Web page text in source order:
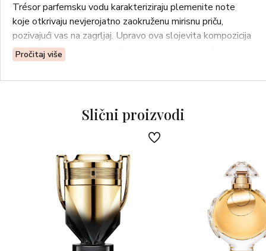
Trésor parfemsku vodu karakteriziraju plemenite note
koje otkrivaju nevjerojatno zaokruženu mirisnu priču,
pozivajući vas na zagrljaj. Upravo ova slojevita kompozicija
čini Trésor nezaboravnim. Svi njegovi aspekti zrače
ženstvenošću” Sophia Grojsman, kreatorica parfema.
Pročitaj više
Slični proizvodi